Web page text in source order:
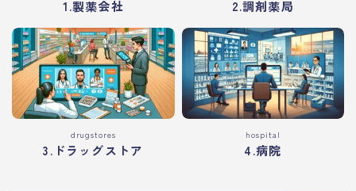
1.製薬会社 2.調剤薬局
drugstores
3.ドラッグストア
hospital
4.病院